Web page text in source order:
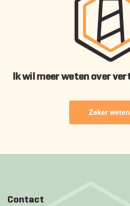
Ik wil meer weten over
Zeker
Contact